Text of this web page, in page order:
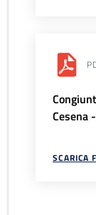
Cesena
SCARICA